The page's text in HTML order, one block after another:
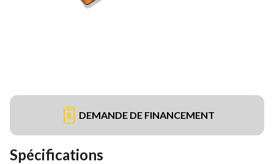
DEMANDE DE FINANCEMENT
Spécifications